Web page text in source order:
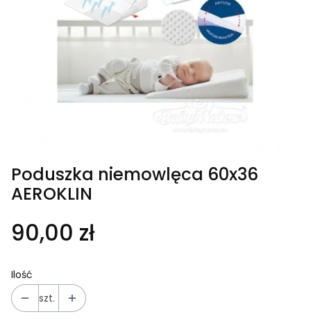
Poduszka niemowlęca 60x36
AEROKLIN
90,00 zł
Ilość
szt.